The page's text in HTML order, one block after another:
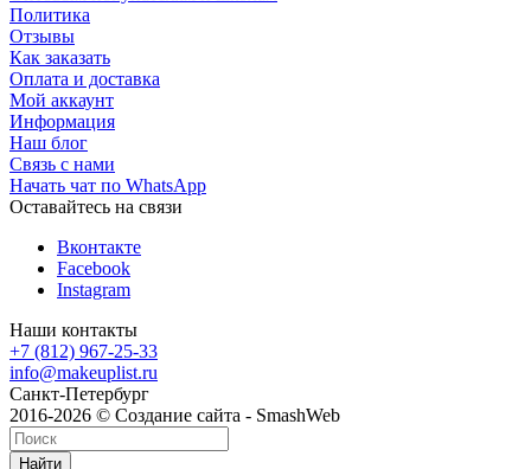
Политика
Отзывы
Как заказать
Оплата и доставка
Мой аккаунт
Информация
Наш блог
Связь с нами
Начать чат по WhatsApp
Оставайтесь на связи
Вконтакте
Facebook
Instagram
Наши контакты
+7 (812) 967-25-33
info@makeuplist.ru
Санкт-Петербург
2016-2026 © Создание сайта - SmashWeb
Найти